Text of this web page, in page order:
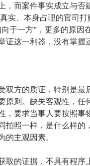
，而案件事实成立与否
实、本身占理的官司打
于一方”，更多的原因
证这一利器，没有掌握
双方的质证，特别是最
原则。缺失客观性，任
，要求当事人要按照事
拍照一样，是什么样的
的主观因素。
取的证据，不具有程序